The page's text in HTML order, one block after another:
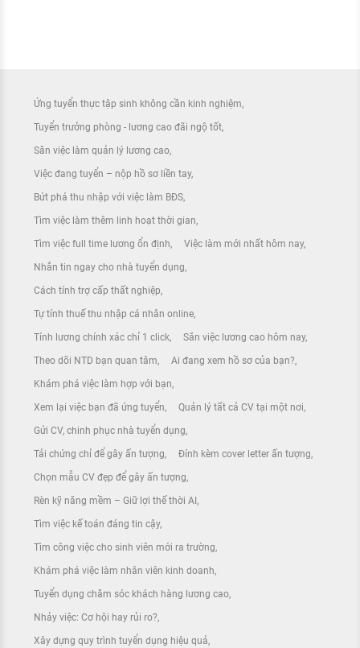
Ứng tuyển thực tập sinh không cần kinh nghiệm
Tuyển trưởng phòng - lương cao đãi ngộ tốt
Săn việc làm quản lý lương cao
Việc đang tuyển – nộp hồ sơ liền tay
Bứt phá thu nhập với việc làm BĐS
Tìm việc làm thêm linh hoạt thời gian
Tìm việc full time lương ổn định Việc làm mới nhất hôm nay
Nhắn tin ngay cho nhà tuyển dụng
Cách tính trợ cấp thất nghiệp
Tự tính thuế thu nhập cá nhân online
Tính lương chính xác chỉ 1 click Săn việc lương cao hôm nay
Theo dõi NTD bạn quan tâm Ai đang xem hồ sơ của bạn?
Khám phá việc làm hợp với bạn
Xem lại việc bạn đã ứng tuyển Quản lý tất cả CV tại một nơi
Gửi CV, chinh phục nhà tuyển dụng
Tải chứng chỉ để gây ấn tượng Đính kèm cover letter ấn tượng
Chọn mẫu CV đẹp để gây ấn tượng
Rèn kỹ năng mềm – Giữ lợi thế thời AI
Tìm việc kế toán đáng tin cậy
Tìm công việc cho sinh viên mới ra trường
Khám phá việc làm nhân viên kinh doanh
Tuyển dụng chăm sóc khách hàng lương cao
Nhảy việc: Cơ hội hay rủi ro?
Xây dựng quy trình tuyển dụng hiệu quả